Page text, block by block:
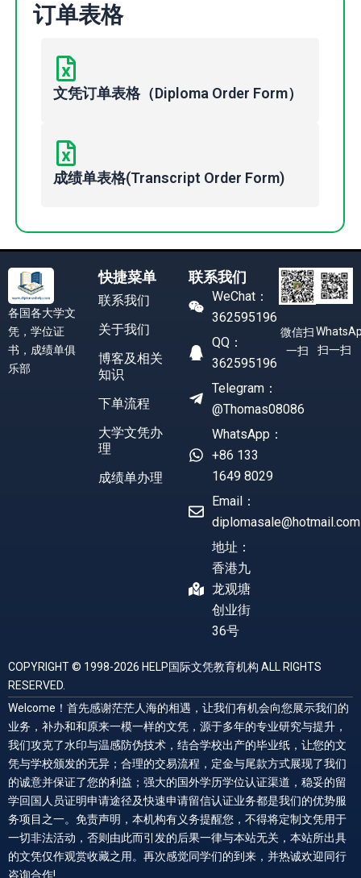
订单表格
文凭订单表格（Diploma Order Form）
成绩单表格(Transcript Order Form)
各国各大学文
凭，学位证
书，成绩单俱
乐部
快捷菜单
联系我们
关于我们
博客及相关
知识
下单流程
大学文凭办
理
成绩单办理
联系我们
WeChat：
362595196
QQ：
362595196
Telegram：
@Thomas08086
WhatsApp：
+86 133
1649 8029
Email：
diplomasale@hotmail.com
地址：
香港九
龙观塘
创业街
36号
微信扫
一扫
扫一扫
COPYRIGHT © 1998-2026 HELP国际文凭教育机构 ALL RIGHTS
RESERVED.
Welcome！首先感谢茫茫人海的相遇，让我们有机会向您展示我们的
业务，补办和和原来一模一样的文凭，源于多年的专业研究与提升，
我们攻克了水印与温感防伪技术，结合学校出产的毕业纸，让您的文
凭与学校颁发的无异；合理的交易流程，定金与尾款方式展现了我们
的诚意并保证了您的利益；强大的国外学历学位认证渠道，稳妥的留
学回国人员证明申请途径及快速申请留信认证业务都是我们的优势服
务项目之一。免责声明，本机构有义务提醒您，不得将定制文凭用于
一切非法活动，否则由此而引发的后果一律与本站无关，本站所出具
的文凭仅作观赏收藏之用。再次感觉同学们的到来，并热诚欢迎同行
咨询合作!